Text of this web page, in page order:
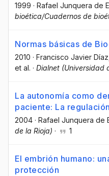
1999 · Rafael Junquera de
bioética/Cuadernos de
Normas básicas de
2010 · Francisco Javier Díaz
et al. · Dialnet (Universidad
La autonomía como
paciente: La
2004 · Rafael Junquera de
de la Rioja) · 1
El embrión humano:
protección